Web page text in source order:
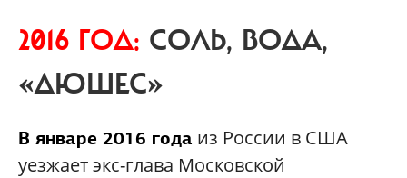
2016 ГОД: CОЛЬ, ВОДА,
«ДЮШЕС»
В январе 2016 года из России в США
уезжает экс-глава Московской